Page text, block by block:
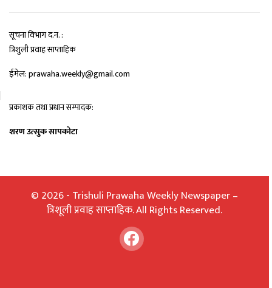
सूचना विभाग द.न. :
त्रिशुली प्रवाह साप्ताहिक
ईमेल: prawaha.weekly@gmail.com
प्रकाशक तथा प्रधान सम्पादक:
शरण उत्सुक सापकोटा
© 2026 - Trishuli Prawaha Weekly Newspaper –
त्रिशूली प्रवाह साप्ताहिक. All Rights Reserved.